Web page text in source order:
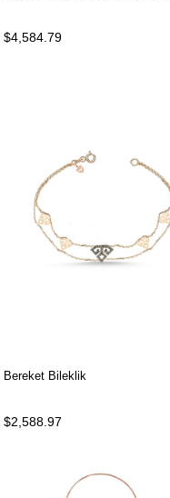
$4,584.79
Bereket Bileklik
$2,588.97